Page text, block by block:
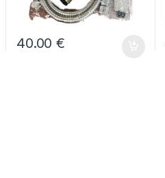
40.00€